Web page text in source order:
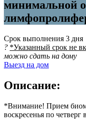
минимальной
Срок выполнения 3 дня
? *Указанный срок не
можно сдать на дому
Выезд на дом
Описание:
*Внимание! Прием
воскресенья по четверг